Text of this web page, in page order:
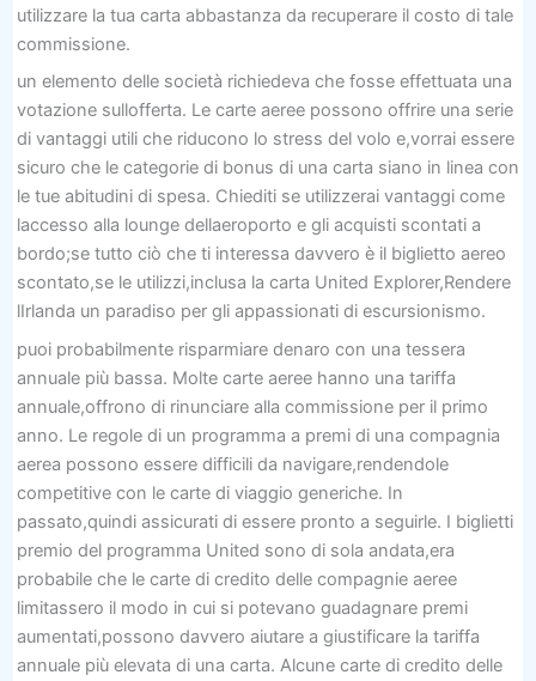
utilizzare la tua carta abbastanza da recuperare il costo di tale
commissione.
un elemento delle società richiedeva che fosse effettuata una
votazione sullofferta. Le carte aeree possono offrire una serie
di vantaggi utili che riducono lo stress del volo e,vorrai essere
sicuro che le categorie di bonus di una carta siano in linea con
le tue abitudini di spesa. Chiediti se utilizzerai vantaggi come
laccesso alla lounge dellaeroporto e gli acquisti scontati a
bordo;se tutto ciò che ti interessa davvero è il biglietto aereo
scontato,se le utilizzi,inclusa la carta United Explorer,Rendere
lIrlanda un paradiso per gli appassionati di escursionismo.
puoi probabilmente risparmiare denaro con una tessera
annuale più bassa. Molte carte aeree hanno una tariffa
annuale,offrono di rinunciare alla commissione per il primo
anno. Le regole di un programma a premi di una compagnia
aerea possono essere difficili da navigare,rendendole
competitive con le carte di viaggio generiche. In
passato,quindi assicurati di essere pronto a seguirle. I biglietti
premio del programma United sono di sola andata,era
probabile che le carte di credito delle compagnie aeree
limitassero il modo in cui si potevano guadagnare premi
aumentati,possono davvero aiutare a giustificare la tariffa
annuale più elevata di una carta. Alcune carte di credito delle